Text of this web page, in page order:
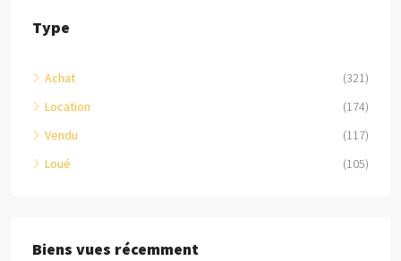
Type
Achat
(321)
Location
(174)
Vendu
(117)
Loué
(105)
Biens vues récemment